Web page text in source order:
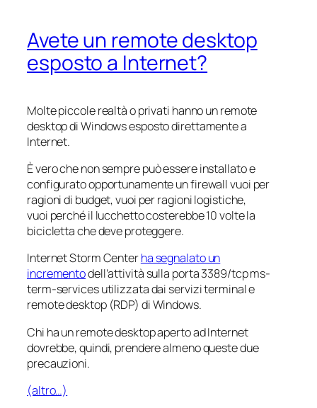
Avete un remote desktop
esposto a Internet?
Molte piccole realtà o privati hanno un remote
desktop di Windows esposto direttamente a
Internet.
È vero che non sempre può essere installato e
configurato opportunamente un firewall vuoi per
ragioni di budget, vuoi per ragioni logistiche,
vuoi perché il lucchetto costerebbe 10 volte la
bicicletta che deve proteggere.
Internet Storm Centerha segnalato un
incrementodell’attività sulla porta 3389/tcpms-
term-servicesutilizzata dai servizi terminal e
remote desktop (RDP) di Windows.
Chi ha un remote desktop aperto ad Internet
dovrebbe, quindi, prendere almeno queste due
precauzioni.
(altro…)